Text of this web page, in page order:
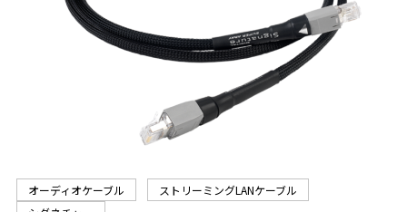
オーディオケーブル
ストリーミングLANケーブル